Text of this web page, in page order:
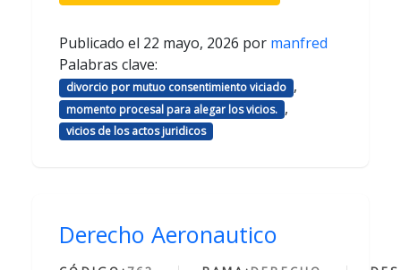
Publicado el 22 mayo, 2026 por manfred
Palabras clave:
divorcio por mutuo consentimiento viciado ,
momento procesal para alegar los vicios. ,
vicios de los actos juridicos
Derecho Aeronautico